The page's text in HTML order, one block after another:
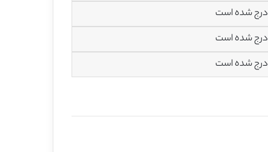
درج شده است
درج شده است
درج شده است